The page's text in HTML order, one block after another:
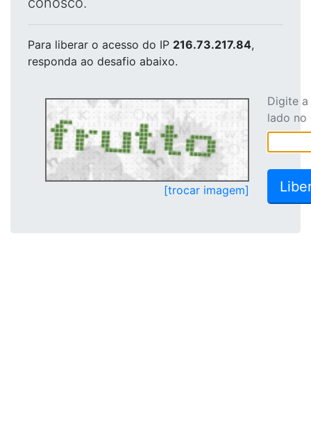
Para liberar o acesso do IP 216.73.217.84,
responda ao desafio abaixo.
[trocar imagem]
Digite
lado no